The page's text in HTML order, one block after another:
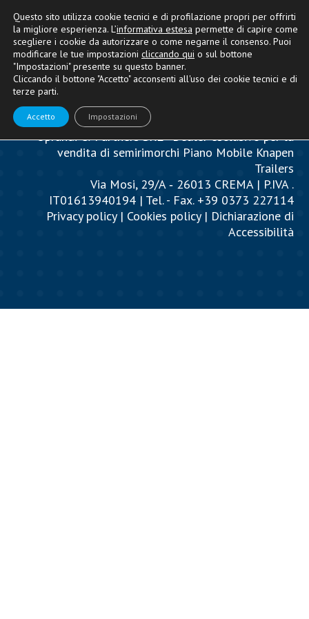
Oprandi & Partners SRL - Dealer esclusivo per la
vendita di semirimorchi Piano Mobile Knapen
Trailers
Via Mosi, 29/A ‐ 26013 CREMA | P.IVA .
IT01613940194 | Tel. - Fax. +39 0373 227114
Privacy policy| Cookies policy| Dichiarazione di
Accessibilità
Questo sito utilizza cookie tecnici e di profilazione propri per offrirti
la migliore esperienza. L’informativa estesa permette di capire come
scegliere i cookie da autorizzare o come negarne il consenso. Puoi
modificare le tue impostazioni cliccando qui o sul bottone
"Impostazioni" presente su questo banner.
Cliccando il bottone "Accetto" acconsenti all'uso dei cookie tecnici e di
terze parti.
Accetto Impostazioni